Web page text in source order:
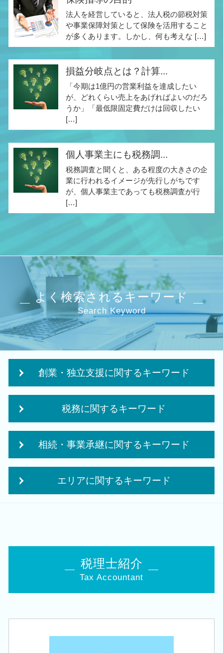
法人を経営していると、法人税の節税対策
や事業保障対策として保険を活用すること
が多くあります。しかし、何も考えな […]
損益分岐点とは？計算...
「今期は1億円の営業利益を達成したい
が、どれくらい売上をあげればよいのだろ
うか」「最低限固定費だけは回収したい
[…]
個人事業主にも税務調...
税務調査と聞くと、ある程度の大きさの企
業に行われるイメージが先行しがちです
が、個人事業主であっても税務調査が行
[…]
よく検索されるキーワード
Search Keyword
創業・独立支援に関するキーワード
個人事業主 法人化
株式会社 設立 条件
株式会社 合同会社
企業 経営計画
個人事業主 開業資金 融資
日本政策金融公庫 創業計画書
会社設立 費用
税務に関するキーワード
年次 決算業務
損益分岐点 計算方法
決算 提出 書類
法人税 申告 決算書
中期 経営計画
相続・事業承継に関するキーワード
小規模宅地等の特例 要件
相続税 減らす
事業承継 節税
エリアに関するキーワード
創業支援 税理士 相談 長岡市
相続 税理士 相談 新発田市
税務顧問 税理士 相談 三条市
創業支援 税理士 相談 加茂市
会社設立 税理士 相談 新潟市南区
税理士紹介
Tax Accountant